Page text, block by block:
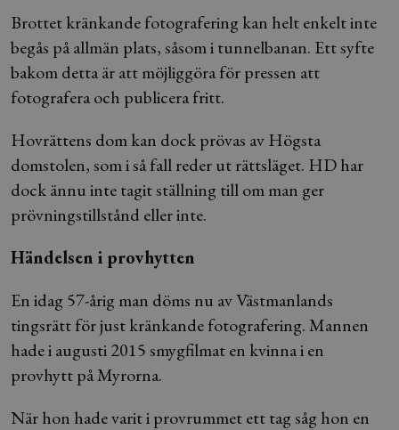
Brottet kränkande fotografering kan helt enkelt inte
begås på allmän plats, såsom i tunnelbanan. Ett syfte
bakom detta är att möjliggöra för pressen att
fotografera och publicera fritt.
Hovrättens dom kan dock prövas av Högsta
domstolen, som i så fall reder ut rättsläget. HD har
dock ännu inte tagit ställning till om man ger
prövningstillstånd eller inte.
Händelsen i provhytten
En idag 57-årig man döms nu av Västmanlands
tingsrätt för just kränkande fotografering. Mannen
hade i augusti 2015 smygfilmat en kvinna i en
provhytt på Myrorna.
När hon hade varit i provrummet ett tag såg hon en